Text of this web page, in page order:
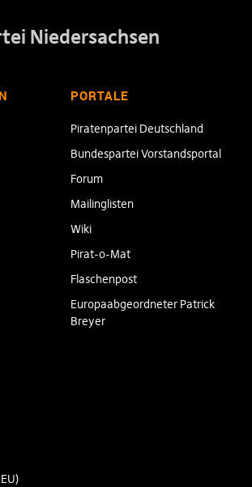
Niedersachsen
PORTALE
Piratenpartei Deutschland
Bundespartei Vorstandsportal
Forum
Mailinglisten
Wiki
Pirat-o-Mat
Flaschenpost
Europaabgeordneter Patrick
Breyer